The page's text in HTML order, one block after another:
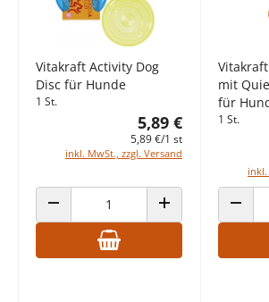
Vitakraft Activity Dog
Disc für Hunde
1 St.
5,89 €
5,89 €/1 st
inkl. MwSt., zzgl. Versand
ANZAHL VERRINGERN ANZAHL ERHÖHEN
mit
für
1 St.
inkl.